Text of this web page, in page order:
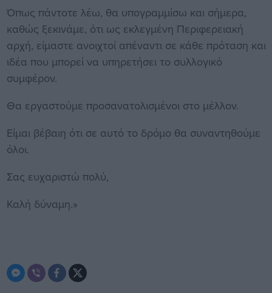
Όπως πάντοτε λέω, θα υπογραμμίσω και σήμερα,
καθώς ξεκινάμε, ότι ως εκλεγμένη Περιφερειακή
αρχή, είμαστε ανοιχτοί απέναντι σε κάθε πρόταση και
ιδέα που μπορεί να υπηρετήσει το συλλογικό
συμφέρον.
Θα εργαστούμε προσανατολισμένοι στο μέλλον.
Είμαι βέβαιη ότι σε αυτό το δρόμο θα συναντηθούμε
όλοι.
Σας ευχαριστώ πολύ,
Καλή δύναμη.»